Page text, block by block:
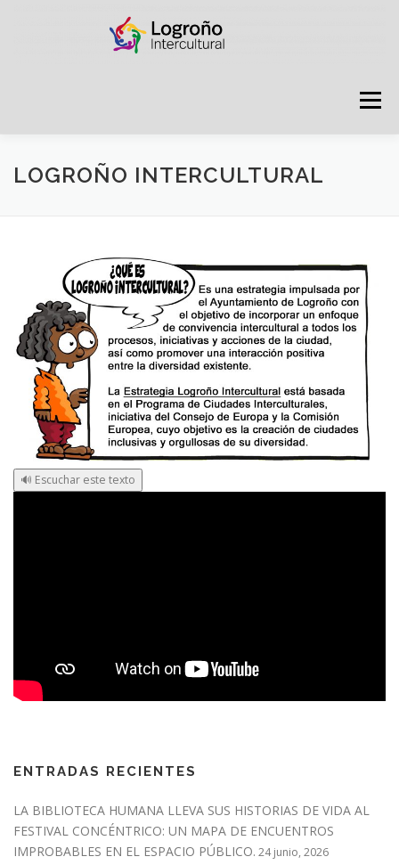
Menú
LOGROÑO INTERCULTURAL
GRADÚATE EN CONVIVENCIA CAMPAÑAS
RECURSOS PUNTO DE ACOGIDA
LOGROÑO INTERCULTURAL
🔊 Escuchar este texto
ENTRADAS RECIENTES
LA BIBLIOTECA HUMANA LLEVA SUS HISTORIAS DE VIDA AL
FESTIVAL CONCÉNTRICO: UN MAPA DE ENCUENTROS
IMPROBABLES EN EL ESPACIO PÚBLICO. 24 junio, 2026